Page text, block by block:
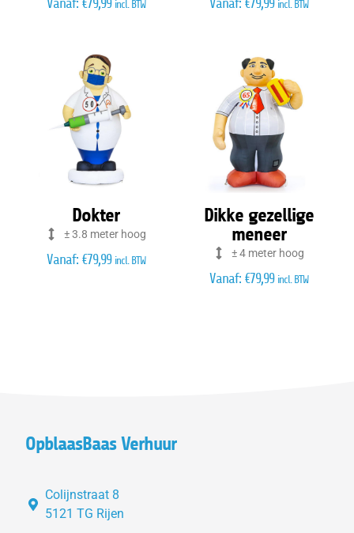
incl. BTW incl. BTW
Dokter
± 3.8 meter hoog
Vanaf: €79,99 incl. BTW
Dikke gezellige
meneer
± 4 meter hoog
Vanaf: €79,99 incl. BTW
OpblaasBaas Verhuur
Colijnstraat 8
5121 TG Rijen